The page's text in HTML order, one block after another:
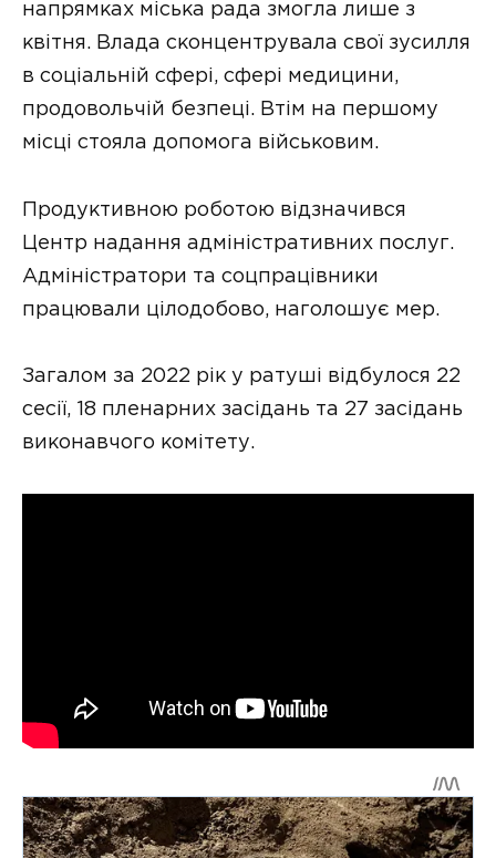
напрямках міська рада змогла лише з
квітня. Влада сконцентрувала свої зусилля
в соціальній сфері, сфері медицини,
продовольчій безпеці. Втім на першому
місці стояла допомога військовим.
Продуктивною роботою відзначився
Центр надання адміністративних послуг.
Адміністратори та соцпрацівники
працювали цілодобово, наголошує мер.
Загалом за 2022 рік у ратуші відбулося 22
сесії, 18 пленарних засідань та 27 засідань
виконавчого комітету.